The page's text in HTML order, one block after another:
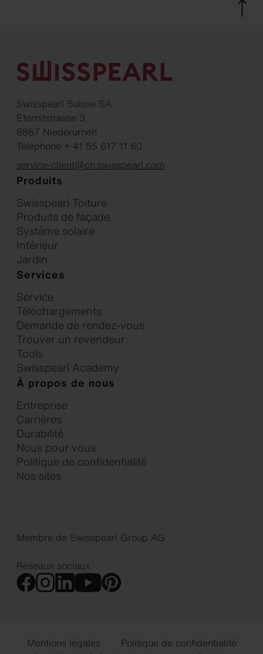
Swisspearl Suisse SA
Eternitstrasse 3
8867 Niederurnen
Téléphone + 41 55 617 11 60
service-client@ch.swisspearl.com
Produits
Swisspearl Toiture
Produits de façade
Système solaire
Intérieur
Jardin
Services
Service
Téléchargements
Demande de rendez-vous
Trouver un revendeur
Tools
Swisspearl Academy
À propos de nous
Entreprise
Carrières
Durabilité
Nous pour vous
Politique de confidentialité
Nos sites
Membre de Swisspearl Group AG
Réseaux sociaux
Mentions légales
Politique de confidentialité